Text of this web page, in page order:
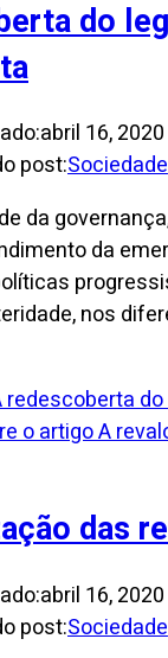
do
abril 16, 2020
post:Sociedade
da
da
nos
redescoberta
das
abril 16, 2020
post:Sociedade